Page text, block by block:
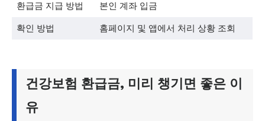
환급금 지급 방법 본인 계좌 입금
확인 방법 홈페이지 및 앱에서 처리 상황 조회
건강보험 환급금, 미리 챙기면 좋은 이
유